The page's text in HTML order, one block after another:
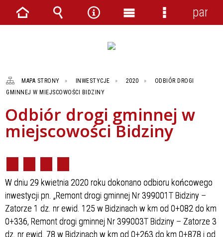
MAPA STRONY INWESTYCJE 2020
ODBIÓR DROGI
GMINNEJ W MIEJSCOWOŚCI BIDZINY
Odbiór drogi gminnej w
miejscowości Bidziny
W dniu 29 kwietnia 2020 roku dokonano odbioru końcowego
inwestycji pn. „Remont drogi gminnej Nr 399001T Bidziny –
Zatorze 1 dz. nr ewid. 125 w Bidzinach w km od 0+082 do km
0+336, Remont drogi gminnej Nr 399003T Bidziny – Zatorze 3
dz. nr ewid. 78 w Bidzinach w km od 0+263 do km 0+878 i od
Strona Wyszukiwarka
NarzędziaMenu
Menu
panel